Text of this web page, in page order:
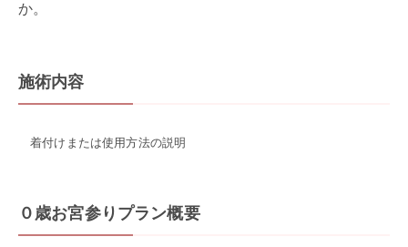
か。
施術内容
着付けまたは使用方法の説明
０歳お宮参りプラン概要